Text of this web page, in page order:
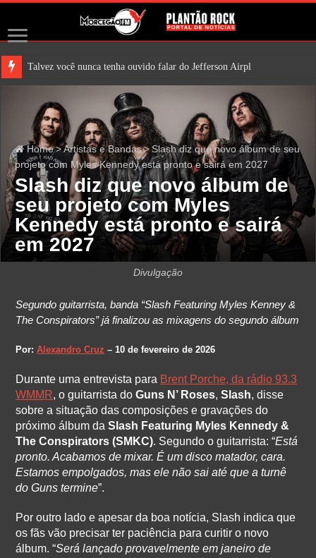
Talvez você nunca tenha ouvido falar do Jefferson Airplane. Mas é be
Home>Artistas e Bandas> Slash diz que novo álbum de seu
projeto com Myles Kennedy está pronto e sairá em 2027
Slash diz que novo álbum de
seu projeto com Myles
Kennedy está pronto e sairá
em 2027
Divulgação
Segundo guitarrista, banda “Slash Featuring Myles Kenney &
The Conspirators” já finalizou as mixagens do segundo álbum
Por:Alexandro Cruz – 10 de fevereiro de 2026
Durante uma entrevista para Brent Porche, da rádio 93.3
WMMR, o guitarrista doGuns N’ Roses,Slash, disse
sobre a situação das composições e gravações do
próximo álbum daSlash Featuring Myles Kennedy &
The Conspirators (SMKC). Segundo o guitarrista: “Está
pronto. Acabamos de mixar. É um disco matador, cara.
Estamos empolgados, mas ele não sai até que a turnê
do Guns termine”.
Por outro lado e apesar da boa notícia, Slash indica que
os fãs vão precisar ter paciência para curitir o novo
álbum. “Será lançado provavelmente em janeiro de